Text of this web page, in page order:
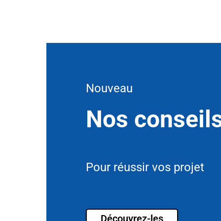
Nouveau
Nos
Pour réussir vos projet
Découvrez-les